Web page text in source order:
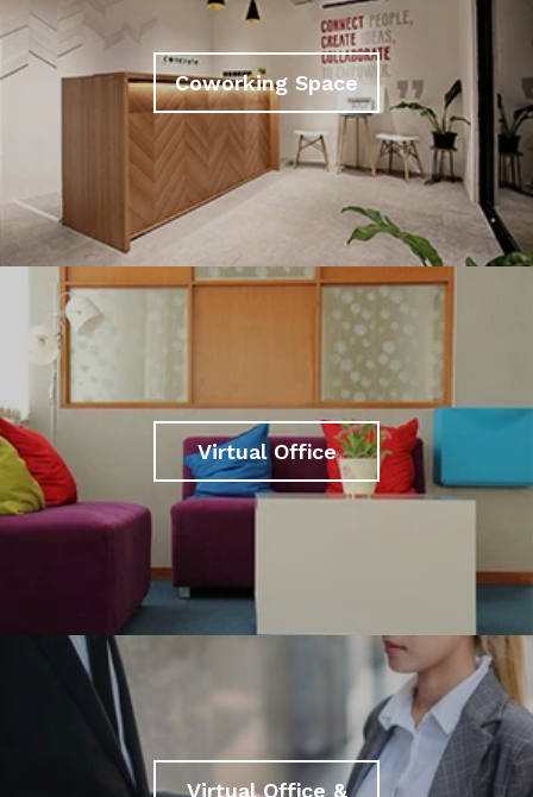
Coworking Space
Virtual Office
Virtual Office &